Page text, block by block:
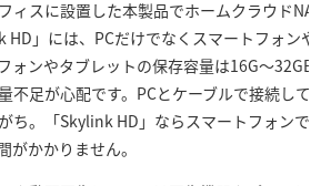
ィスに設置した本製品でホームクラウド
HD」には、PCだけでなくスマートフォンや
ォンやタブレットの保存容量は16G～32GB
不足が心配です。PCとケーブルで接続して
ち。「Skylink HD」ならスマートフォンで
がかかりません。